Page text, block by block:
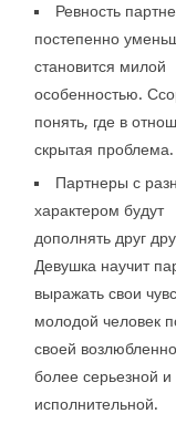
Ревность
постепенно
становится милой
особенностью.
понять, где в
скрытая проблема.
Партнеры с
характером будут
дополнять друг
Девушка научит
выражать свои
молодой человек
своей
более серьезной и
исполнительной.